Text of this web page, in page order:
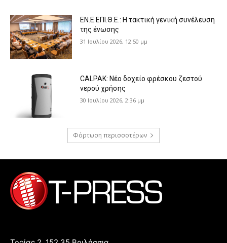
ΕΝ.Ε.ΕΠΙ.Θ.Ε.: Η τακτική γενική συνέλευση
της ένωσης
31 Ιουλίου 2026, 12:50 μμ
CALPAK: Νέο δοχείο φρέσκου ζεστού
νερού χρήσης
30 Ιουλίου 2026, 2:36 μμ
Φόρτωση περισσοτέρων